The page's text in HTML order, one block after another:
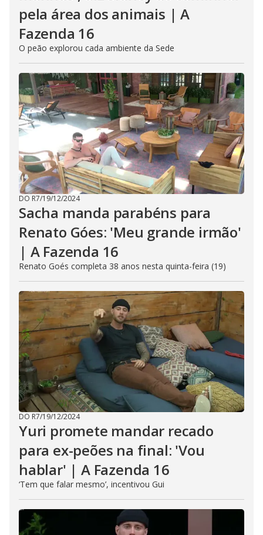
pela área dos animais | A
Fazenda 16
O peão explorou cada ambiente da Sede
DO R7/19/12/2024
Sacha manda parabéns para
Renato Góes: 'Meu grande irmão'
| A Fazenda 16
Renato Goés completa 38 anos nesta quinta-feira (19)
DO R7/19/12/2024
Yuri promete mandar recado
para ex-peões na final: 'Vou
hablar' | A Fazenda 16
‘Tem que falar mesmo’, incentivou Gui